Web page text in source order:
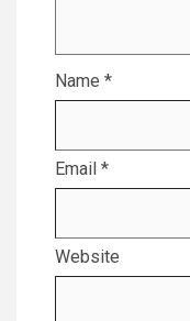
Name *
Email *
Website